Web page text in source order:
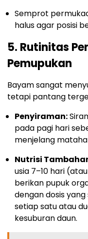
Semprot
halus agar posisi
5. Rutinitas
Pemupukan
Bayam sangat
tetapi pantang
Penyiraman:
pada pagi hari
menjelang
Nutrisi
usia 7–10 hari
berikan pupuk
dengan dosis
setiap satu atau
kesuburan daun.